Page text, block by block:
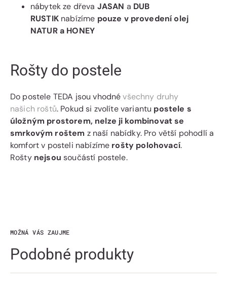
nábytek ze dřeva JASAN a DUB
RUSTIKnabízíme pouze v provedení olej
NATUR a HONEY
Rošty do postele
Do postele TEDA jsou vhodnévšechny druhy
našich roštů. Pokud si zvolíte variantu postele s
úložným prostorem, nelze ji kombinovat se
smrkovým roštem z naší nabídky. Pro větší pohodlí a
komfort v posteli nabízíme rošty polohovací.
Rošty nejsou součástí postele.
MOŽNÁ VÁS ZAUJME
Podobné produkty